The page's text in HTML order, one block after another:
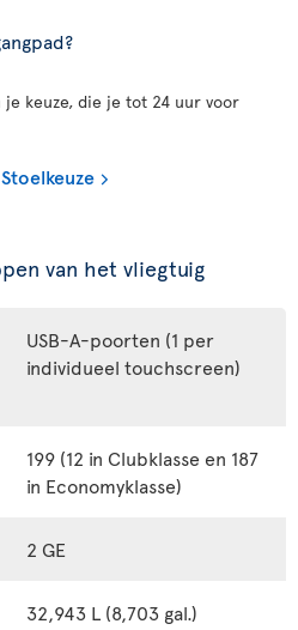
je keuze, die je tot 24 uur voor
van het vliegtuig
USB-A-poorten (1 per
individueel touchscreen)
199 (12 in Clubklasse en 187
in Economyklasse)
2 GE
32,943 L (8,703 gal.)